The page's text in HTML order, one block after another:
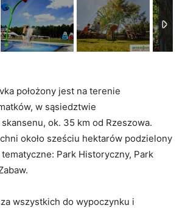
położony jest na terenie
w sąsiedztwie
ok. 35 km od Rzeszowa.
około sześciu hektarów podzielony
Park Historyczny, Park
wszystkich do wypoczynku i